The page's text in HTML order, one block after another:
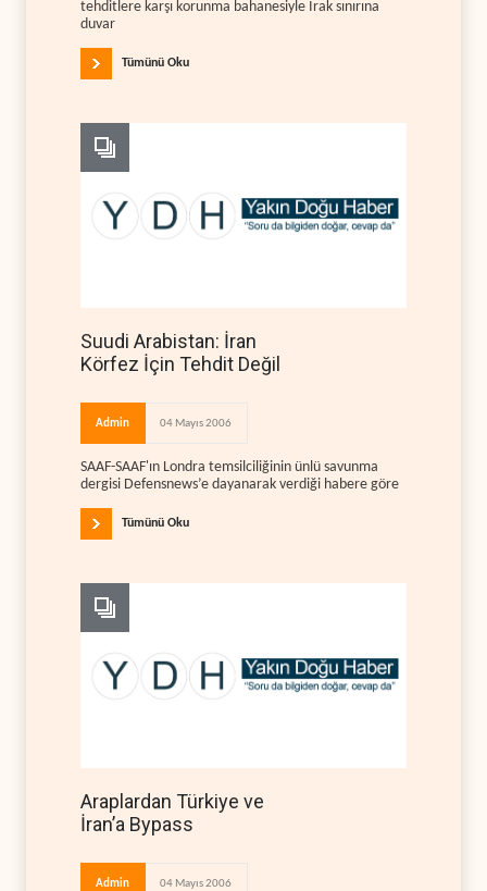
tehditlere karşı korunma bahanesiyle Irak sınırına
duvar
Tümünü Oku
Suudi Arabistan: İran
Körfez İçin Tehdit Değil
Admin 04 Mayıs 2006
SAAF-SAAF'ın Londra temsilciliğinin ünlü savunma
dergisi Defensnews’e dayanarak verdiği habere göre
Tümünü Oku
Araplardan Türkiye ve
İran’a Bypass
Admin 04 Mayıs 2006